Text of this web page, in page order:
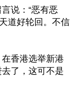
说：“恶有恶
道好轮回。不信
香港选举新港
了，这可不是